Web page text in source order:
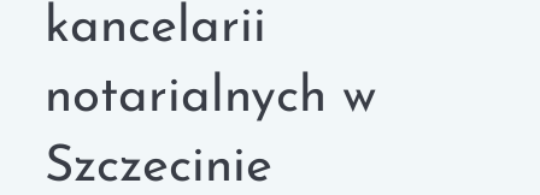
kancelarii
notarialnych w
Szczecinie